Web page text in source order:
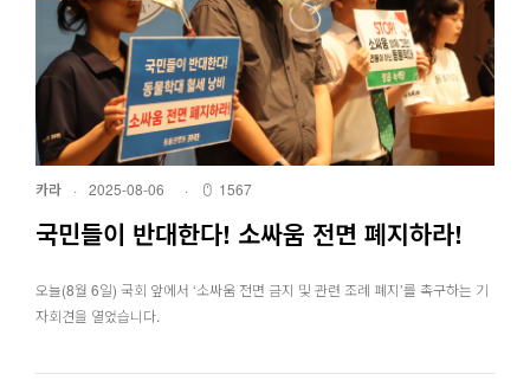
카라 · 2025-08-06 · 1567
국민들이 반대한다! 소싸움 전면 폐지하라!
오늘(8월 6일) 국회 앞에서 ‘소싸움 전면 금지 및 관련 조례 폐지’를 촉구하는 기
자회견을 열었습니다.